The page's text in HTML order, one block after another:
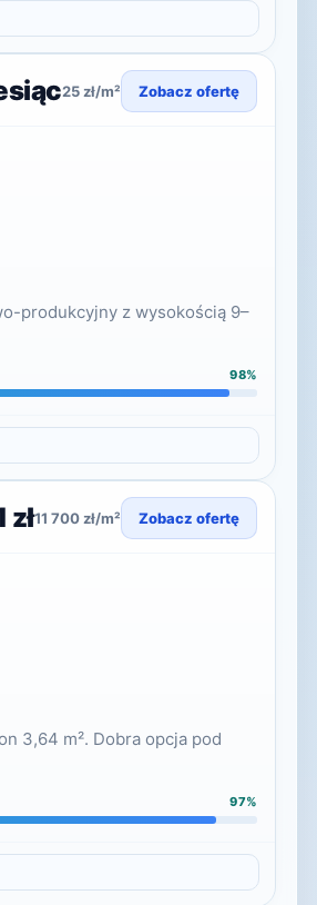
25 zł/m² Zobacz ofertę
produkcyjny z wysokością 9–
98%
11 700 zł/m² Zobacz ofertę
3,64 m². Dobra opcja pod
97%